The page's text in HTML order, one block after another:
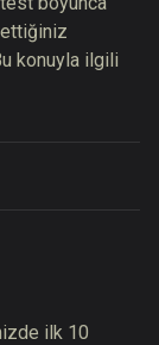
ettiğiniz
konuyla ilgili
ilk 10